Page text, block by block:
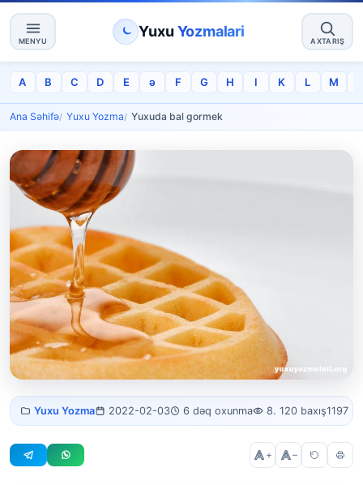
MENYU
Yuxu Yozmalari
AXTARIŞ
A B C D E ə F G H I K L M
Ana Səhifə Yuxu Yozma Yuxuda bal gormek
Yuxuda bal
gormek
Yuxu Yozma 2022-02-03 6 dəq oxunma 8. 120 baxış1197
+ –